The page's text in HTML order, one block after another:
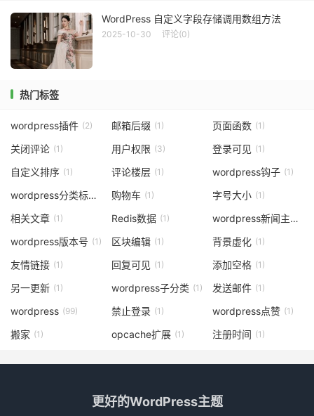
WordPress 自定义字段存储调用数组方法
2025-10-30 评论(0)
热门标签
wordpress插件 (2) 邮箱后缀 (1) 页面函数 (1)
关闭评论 (1) 用户权限 (3) 登录可见 (1)
自定义排序 (1) 评论楼层 (1) wordpress钩子 (1)
wordpress分类标签 购物车 (1) 字号大小 (1)
相关文章 (1) Redis数据 (1) wordpress新闻主题
wordpress版本号 (1) 区块编辑 (1) 背景虚化 (1)
友情链接 (1) 回复可见 (1) 添加空格 (1)
另一更新 (1) wordpress子分类 (1) 发送邮件 (1)
wordpress (99) 禁止登录 (1) wordpress点赞 (1)
搬家 (1) opcache扩展 (1) 注册时间 (1)
更好的WordPress主题